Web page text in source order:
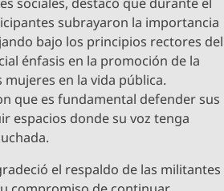
subrayaron la importancia
bajo los principios rectores del
énfasis en la promoción de la
en la vida pública.
que es fundamental defender sus
espacios donde su voz tenga
el respaldo de las militantes